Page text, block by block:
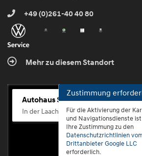
+49 (0)261-40 40 80
Mehr zu diesem Standort
Autohaus Scherhag
In der Laach 76, 56072 Koblenz-Güls
Zustimmung
Für die Aktivierung der
und Navigationsdienste ist
Ihre Zustimmung zu den
Datenschutzrichtlinien
Drittanbieter Google LLC
erforderlich.